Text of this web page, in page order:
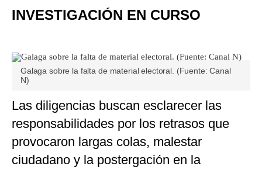
INVESTIGACIÓN EN CURSO
Galaga sobre la falta de material electoral. (Fuente: Canal
N)
Las diligencias buscan esclarecer las
responsabilidades por los retrasos que
provocaron largas colas, malestar
ciudadano y la postergación en la